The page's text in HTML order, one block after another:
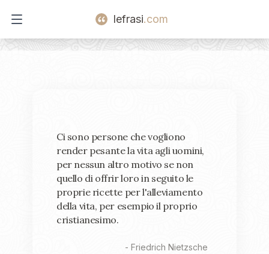
Open main menu
lefrasi.com
Ci sono persone che vogliono
render pesante la vita agli uomini,
per nessun altro motivo se non
quello di offrir loro in seguito le
proprie ricette per l'alleviamento
della vita, per esempio il proprio
cristianesimo.
- Friedrich Nietzsche